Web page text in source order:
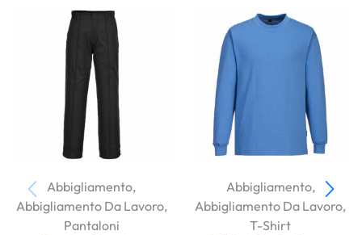
Abbigliamento,
Abbigliamento Da Lavoro,
Pantaloni
Abbigliamento,
Abbigliamento Da Lavoro,
T-Shirt